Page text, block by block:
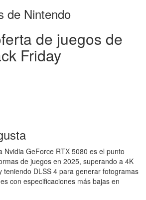
de Nintendo
de juegos de
Friday
Nvidia GeForce RTX 5080 es el punto
de juegos en 2025, superando a 4K
teniendo DLSS 4 para generar fotogramas
con especificaciones más bajas en